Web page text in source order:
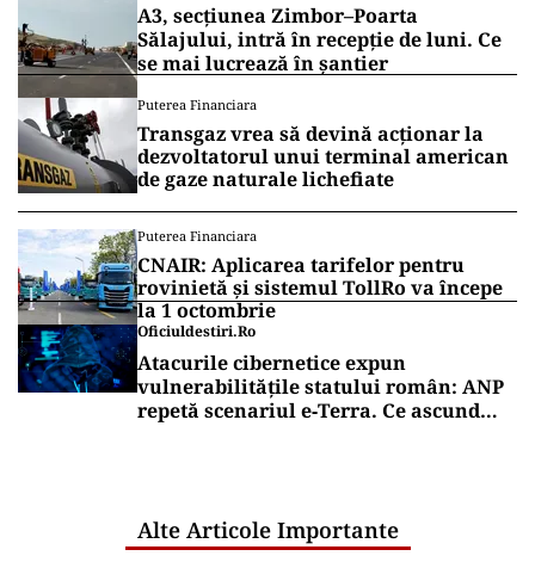
A3, secțiunea Zimbor–Poarta
Sălajului, intră în recepție de luni. Ce
se mai lucrează în șantier
Puterea Financiara
Transgaz vrea să devină acționar la
dezvoltatorul unui terminal american
de gaze naturale lichefiate
Puterea Financiara
CNAIR: Aplicarea tarifelor pentru
rovinietă și sistemul TollRo va începe
la 1 octombrie
Oficiuldestiri.ro
Atacurile cibernetice expun
vulnerabilitățile statului român: ANP
repetă scenariul e‑Terra. Ce ascund
Alte Articole Importante